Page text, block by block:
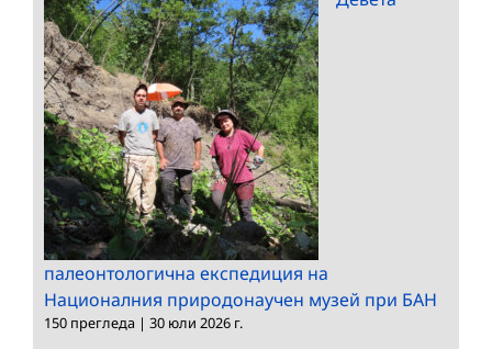
палеонтологична експедиция на
Националния природонаучен музей при БАН
150 прегледа | 30 юли 2026 г.